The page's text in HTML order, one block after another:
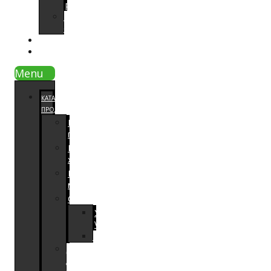
работ
отзывы
Menu
КАТАЛОГ
ПРОДУКЦИИ
Напольные
покрытия
Паркетная
химия
Расходный
материал
Оборудование
Увлажнители
Venta
Для
локальной